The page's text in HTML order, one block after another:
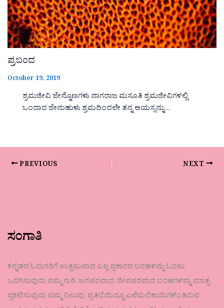
ಪ್ರಬಂದ
October 19, 2019
ಶ್ರಮಜೀವಿ ಜೇನ್ನೊಣಗಳು ನಾಗರಾಜ ಮಸೂತಿ ಶ್ರಮಜೀವಿಗಳಲ್ಲಿ
ಒಂದಾದ ಜೇನುಹುಳು ಶ್ರಮದಿಂದಲೇ ತನ್ನ ಆಯಸ್ಸನ್ನು…
PREVIOUS NEXT
ಸಂಗಾತಿ
ಕನ್ನಡದ ಓದುಗರಿಗೆ ಉತ್ತಮವಾದ ಎಲ್ಲ ಪ್ರಕಾರದ ಬರಹಳನ್ನು ಓದಲು
ಒದಗಿಸುವುದು ನಮ್ಮ ಗುರಿ. ಜನಪರವಾದ, ಜೀವಪರವಾದ ಬರಹಗಳನ್ನು ಮಾತ್ರ
ಪ್ರಕಟಿಸುವುದು ನಮ್ಮ ನಿಲುವು. ಪ್ರತಿಭೆಯಿದ್ದೂ ಎಲೆಮರೆಕಾಯಿಗಳಂತಿರುವ